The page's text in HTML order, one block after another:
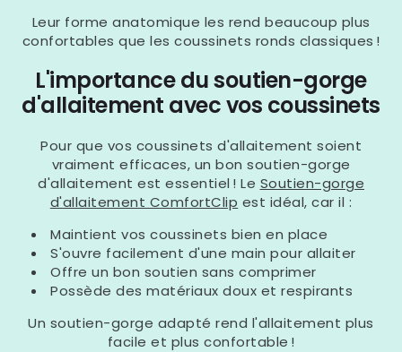
Leur forme anatomique les rend beaucoup plus
confortables que les coussinets ronds classiques !
L'importance du soutien-gorge
d'allaitement avec vos coussinets
Pour que vos coussinets d'allaitement soient
vraiment efficaces, un bon soutien-gorge
d'allaitement est essentiel ! Le Soutien-gorge
d'allaitement ComfortClip est idéal, car il :
Maintient vos coussinets bien en place
S'ouvre facilement d'une main pour allaiter
Offre un bon soutien sans comprimer
Possède des matériaux doux et respirants
Un soutien-gorge adapté rend l'allaitement plus
facile et plus confortable !